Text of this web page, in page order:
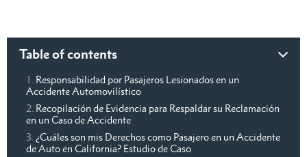
Table of contents
Responsabilidad por Pasajeros Lesionados en un
Accidente Automovilístico
Recopilación de Evidencia para Respaldar su Reclamación
en un Caso de Accidente
¿Cuáles son mis Derechos como Pasajero en un Accidente
de Auto en California? Estudio de Caso